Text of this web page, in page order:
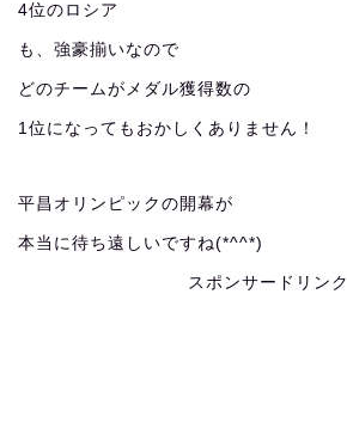
4位のロシア
も、強豪揃いなので
どのチームがメダル獲得数の
1位になってもおかしくありません！
平昌オリンピックの開幕が
本当に待ち遠しいですね(*^^*)
スポンサードリンク